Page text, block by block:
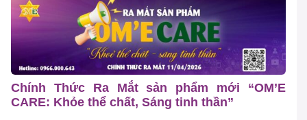
Chính Thức Ra Mắt sản phẩm mới “OM’E
CARE: Khỏe thể chất, Sáng tinh thần”